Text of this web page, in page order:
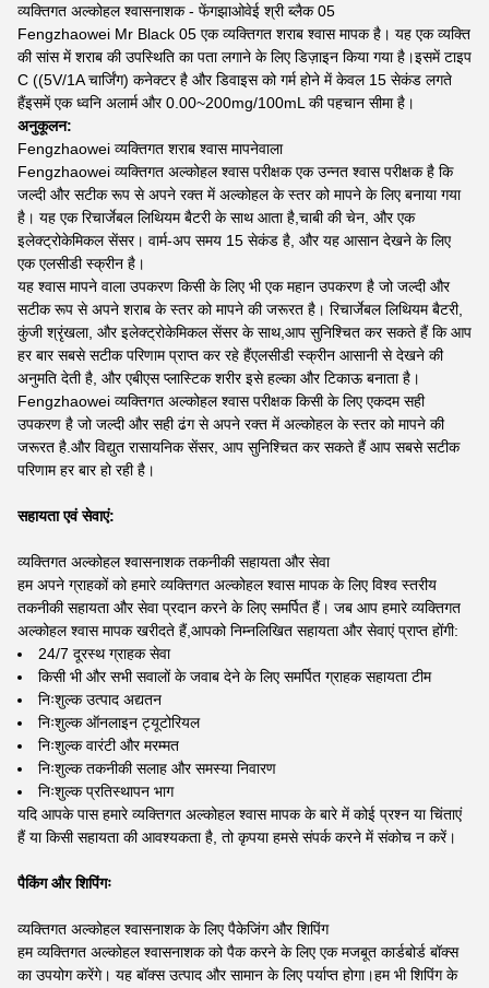
व्यक्तिगत अल्कोहल श्वासनाशक - फेंगझाओवेई श्री ब्लैक 05
Fengzhaowei Mr Black 05 एक व्यक्तिगत शराब श्वास मापक है। यह एक व्यक्ति
की सांस में शराब की उपस्थिति का पता लगाने के लिए डिज़ाइन किया गया है।इसमें टाइप
C ((5V/1A चार्जिंग) कनेक्टर है और डिवाइस को गर्म होने में केवल 15 सेकंड लगते
हैंइसमें एक ध्वनि अलार्म और 0.00~200mg/100mL की पहचान सीमा है।
अनुकूलन:
Fengzhaowei व्यक्तिगत शराब श्वास मापनेवाला
Fengzhaowei व्यक्तिगत अल्कोहल श्वास परीक्षक एक उन्नत श्वास परीक्षक है कि
जल्दी और सटीक रूप से अपने रक्त में अल्कोहल के स्तर को मापने के लिए बनाया गया
है। यह एक रिचार्जेबल लिथियम बैटरी के साथ आता है,चाबी की चेन, और एक
इलेक्ट्रोकेमिकल सेंसर। वार्म-अप समय 15 सेकंड है, और यह आसान देखने के लिए
एक एलसीडी स्क्रीन है।
यह श्वास मापने वाला उपकरण किसी के लिए भी एक महान उपकरण है जो जल्दी और
सटीक रूप से अपने शराब के स्तर को मापने की जरूरत है। रिचार्जेबल लिथियम बैटरी,
कुंजी श्रृंखला, और इलेक्ट्रोकेमिकल सेंसर के साथ,आप सुनिश्चित कर सकते हैं कि आप
हर बार सबसे सटीक परिणाम प्राप्त कर रहे हैंएलसीडी स्क्रीन आसानी से देखने की
अनुमति देती है, और एबीएस प्लास्टिक शरीर इसे हल्का और टिकाऊ बनाता है।
Fengzhaowei व्यक्तिगत अल्कोहल श्वास परीक्षक किसी के लिए एकदम सही
उपकरण है जो जल्दी और सही ढंग से अपने रक्त में अल्कोहल के स्तर को मापने की
जरूरत है.और विद्युत रासायनिक सेंसर, आप सुनिश्चित कर सकते हैं आप सबसे सटीक
परिणाम हर बार हो रही है।
सहायता एवं सेवाएं:
व्यक्तिगत अल्कोहल श्वासनाशक तकनीकी सहायता और सेवा
हम अपने ग्राहकों को हमारे व्यक्तिगत अल्कोहल श्वास मापक के लिए विश्व स्तरीय
तकनीकी सहायता और सेवा प्रदान करने के लिए समर्पित हैं। जब आप हमारे व्यक्तिगत
अल्कोहल श्वास मापक खरीदते हैं,आपको निम्नलिखित सहायता और सेवाएं प्राप्त होंगी:
24/7 दूरस्थ ग्राहक सेवा
किसी भी और सभी सवालों के जवाब देने के लिए समर्पित ग्राहक सहायता टीम
निःशुल्क उत्पाद अद्यतन
निःशुल्क ऑनलाइन ट्यूटोरियल
निःशुल्क वारंटी और मरम्मत
निःशुल्क तकनीकी सलाह और समस्या निवारण
निःशुल्क प्रतिस्थापन भाग
यदि आपके पास हमारे व्यक्तिगत अल्कोहल श्वास मापक के बारे में कोई प्रश्न या चिंताएं
हैं या किसी सहायता की आवश्यकता है, तो कृपया हमसे संपर्क करने में संकोच न करें।
पैकिंग और शिपिंगः
व्यक्तिगत अल्कोहल श्वासनाशक के लिए पैकेजिंग और शिपिंग
हम व्यक्तिगत अल्कोहल श्वासनाशक को पैक करने के लिए एक मजबूत कार्डबोर्ड बॉक्स
का उपयोग करेंगे। यह बॉक्स उत्पाद और सामान के लिए पर्याप्त होगा।हम भी शिपिंग के